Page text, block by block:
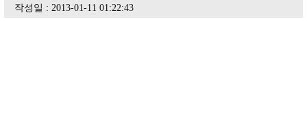
작성일 : 2013-01-11 01:22:43